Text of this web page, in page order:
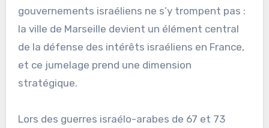
gouvernements israéliens ne s’y trompent pas :
la ville de Marseille devient un élément central
de la défense des intérêts israéliens en France,
et ce jumelage prend une dimension
stratégique.
Lors des guerres israélo-arabes de 67 et 73